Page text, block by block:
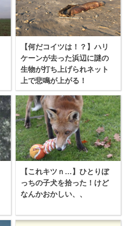
【何だコイツは！？】ハリ
ケーンが去った浜辺に謎の
生物が打ち上げられネット
上で悲鳴が上がる！
【これキツｎ…】ひとりぼ
っちの子犬を拾った！けど
なんかおかしい、、